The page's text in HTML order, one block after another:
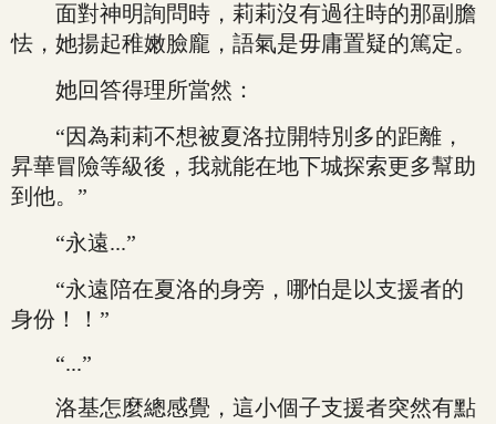
面對神明詢問時，莉莉沒有過往時的那副膽
怯，她揚起稚嫩臉龐，語氣是毋庸置疑的篤定。
她回答得理所當然：
“因為莉莉不想被夏洛拉開特別多的距離，
昇華冒險等級後，我就能在地下城探索更多幫助
到他。”
“永遠...”
“永遠陪在夏洛的身旁，哪怕是以支援者的
身份！！”
“...”
洛基怎麼總感覺，這小個子支援者突然有點